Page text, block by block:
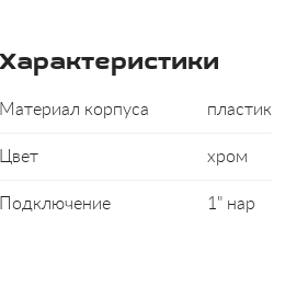
Характеристики
Материал корпуса пластик
Цвет хром
Подключение 1" нар